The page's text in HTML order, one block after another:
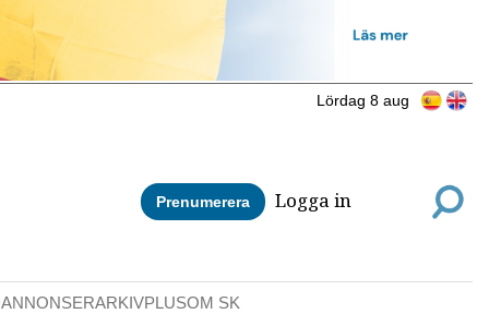
Lördag 8 aug
Prenumerera Logga in
ARKIVPLUSOM SK